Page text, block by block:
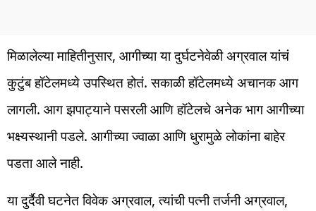
मिळालेल्या माहितीनुसार, आगीच्या या दुर्घटनेवेळी अग्रवाल यांचं
कुटुंब हॉटेलमध्ये उपस्थित होतं. सकाळी हॉटेलमध्ये अचानक आग
लागली. आग झपाट्याने पसरली आणि हॉटेलचे अनेक भाग आगीच्या
भक्ष्यस्थानी पडले. आगीच्या ज्वाळा आणि धुरामुळे लोकांना बाहेर
पडता आले नाही.
या दुर्दैवी घटनेत विवेक अग्रवाल, त्यांची पत्नी तर्जनी अग्रवाल,